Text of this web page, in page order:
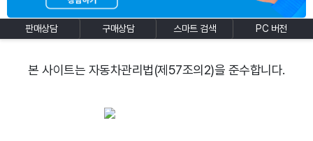
판매상담 구매상담 스마트 검색 PC 버전
본 사이트는 자동차관리법(제57조의2)을 준수합니다.